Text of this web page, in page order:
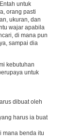
untuk
orang pasti
ukuran, dan
wajar apabila
di mana pun
sampai dia
kebutuhan
untuk
dibuat oleh
harus ia buat
mana benda itu